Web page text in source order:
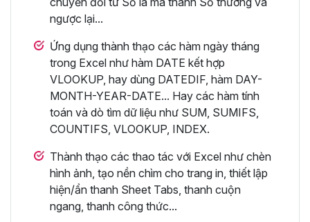
ngược lại...
Ứng dụng thành thạo các hàm ngày tháng
trong Excel như hàm DATE kết hợp
VLOOKUP, hay dùng DATEDIF, hàm DAY-
MONTH-YEAR-DATE... Hay các hàm tính
toán và dò tìm dữ liệu như SUM, SUMIFS,
COUNTIFS, VLOOKUP, INDEX.
Thành thạo các thao tác với Excel như chèn
hình ảnh, tạo nền chìm cho trang in, thiết lập
hiện/ẩn thanh Sheet Tabs, thanh cuộn
ngang, thanh công thức...